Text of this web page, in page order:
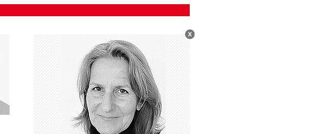
Prof. Dr. Nadir
Maxie Strauch